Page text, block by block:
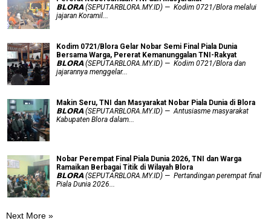
𝗕𝗟𝗢𝗥𝗔 (SEPUTARBLORA.MY.ID) — Kodim 0721/Blora melalui
jajaran Koramil...
Kodim 0721/Blora Gelar Nobar Semi Final Piala Dunia
Bersama Warga, Pererat Kemanunggalan TNI-Rakyat
𝗕𝗟𝗢𝗥𝗔 (SEPUTARBLORA.MY.ID) — Kodim 0721/Blora dan
jajarannya menggelar...
Makin Seru, TNI dan Masyarakat Nobar Piala Dunia di Blora
𝗕𝗟𝗢𝗥𝗔 (SEPUTARBLORA.MY.ID) — Antusiasme masyarakat
Kabupaten Blora dalam...
Nobar Perempat Final Piala Dunia 2026, TNI dan Warga
Ramaikan Berbagai Titik di Wilayah Blora
𝗕𝗟𝗢𝗥𝗔 (SEPUTARBLORA.MY.ID) — Pertandingan perempat final
Piala Dunia 2026...
Next More »